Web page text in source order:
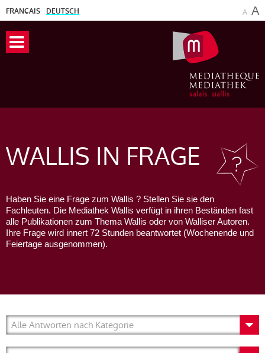
FRANÇAIS DEUTSCH A A
WALLIS IN FRAGE
Haben Sie eine Frage zum Wallis ? Stellen Sie sie den
Fachleuten. Die Mediathek Wallis verfügt in ihren Beständen fast
alle Publikationen zum Thema Wallis oder von Walliser Autoren.
Ihre Frage wird innert 72 Stunden beantwortet (Wochenende und
Feiertage ausgenommen).